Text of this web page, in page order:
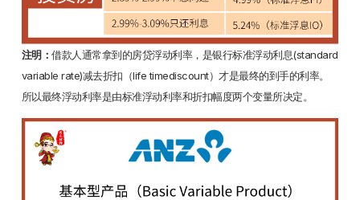
注明：借款人通常拿到的房贷浮动利率，是银行标准浮动利息(standard
variable rate)减去折扣（life timediscount）才是最终的到手的利率。
所以最终浮动利率是由标准浮动利率和折扣幅度两个变量所决定。